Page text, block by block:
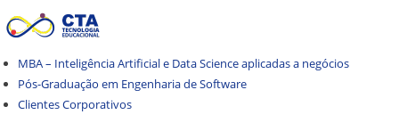
para
para
conteúdo
MBA – Inteligência Artificial e Data Science aplicadas a negócios
Pós-Graduação em Engenharia de Software
Clientes Corporativos